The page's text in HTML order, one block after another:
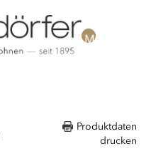
Produktdaten
drucken